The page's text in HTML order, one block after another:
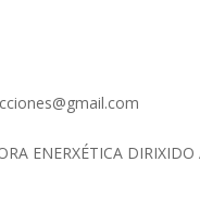
ENERXÉTICA